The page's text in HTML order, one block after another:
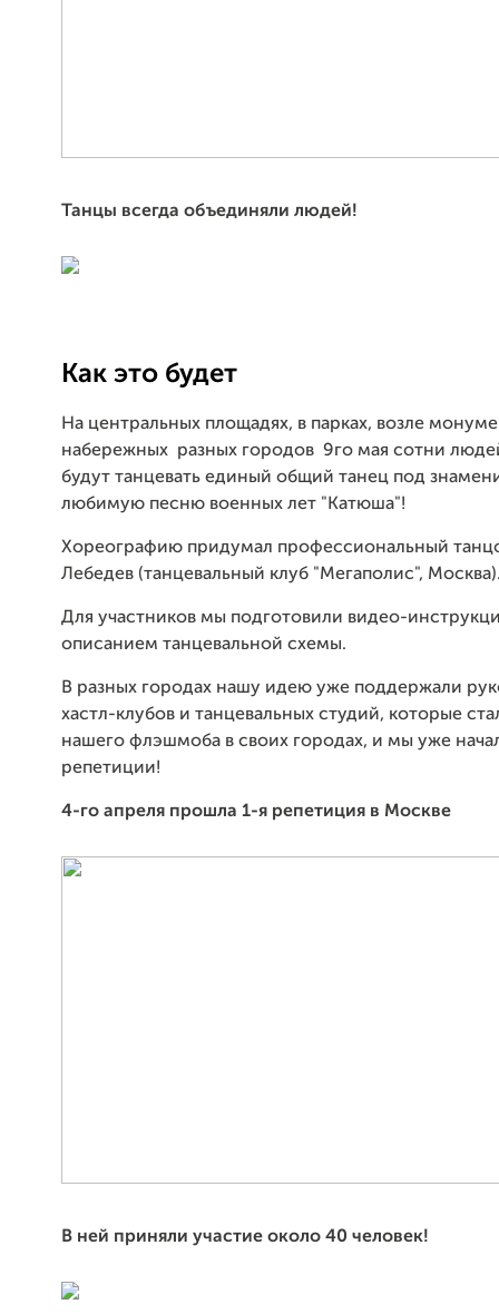
Танцы всегда объединяли людей!
Как это будет
На центральных площадях, в парках, возле
набережных разных городов 9го мая сотни
будут танцевать единый общий танец под
любимую песню военных лет "Катюша"!
Хореографию придумал профессиональный
Лебедев (танцевальный клуб "Мегаполис",
Для участников мы подготовили видео-
описанием танцевальной схемы.
В разных городах нашу идею уже поддержали
хастл-клубов и танцевальных студий, которые
нашего флэшмоба в своих городах, и мы уже
репетиции!
4-го апреля прошла 1-я репетиция в Москве
В ней приняли участие около 40 человек!